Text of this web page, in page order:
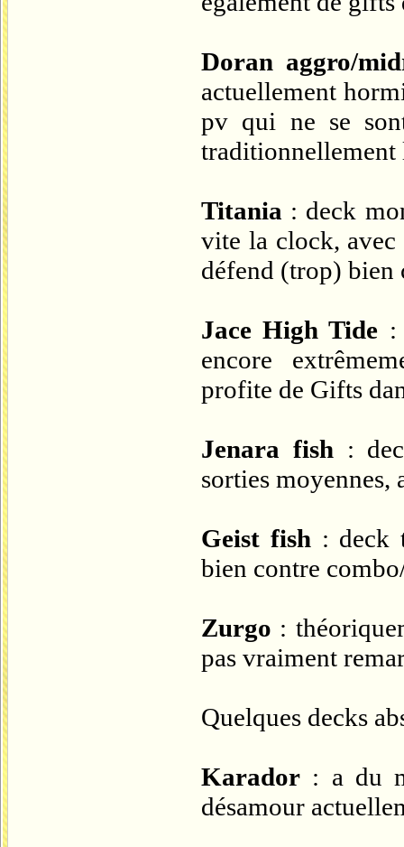
Doran aggro/
actuellement
pv qui ne se
traditionnellement
Titania : deck
vite la clock,
défend (trop) bien
Jace High Tide :
encore
profite de Gifts
Jenara fish :
sorties
Geist fish : deck
bien contre
Zurgo :
pas vraiment
Quelques decks
Karador : a du
désamour